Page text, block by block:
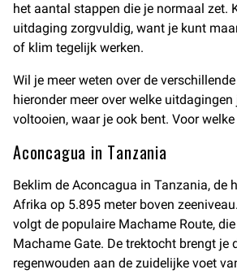
het aantal stappen die je normaal zet.
uitdaging zorgvuldig, want je kunt
of klim tegelijk werken.
Wil je meer weten over de
hieronder meer over welke
voltooien, waar je ook bent. Voor
Aconcagua in Tanzania
Beklim de Aconcagua in Tanzania, de
Afrika op 5.895 meter boven
volgt de populaire Machame Route,
Machame Gate. De trektocht brengt je
regenwouden aan de zuidelijke voet